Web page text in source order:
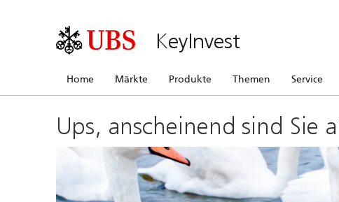
KeyInvest
Home Märkte Produkte Themen Service
Ups, anscheinend sind Sie